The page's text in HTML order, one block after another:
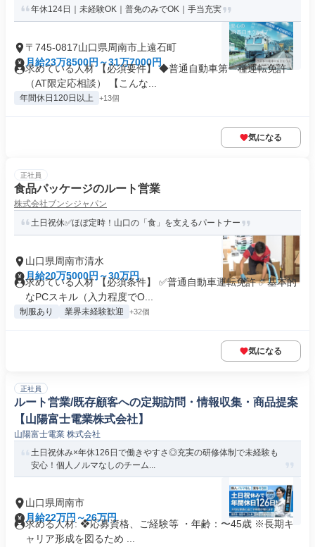
年休124日｜未経験OK｜普免のみでOK｜手当充実
〒745-0817山口県周南市上遠石町
月給23万8500円～31万7000円
求めている人材 【必須要件】 ◆普通自動車第一種運転免許
（AT限定応相談） 【こんな...
年間休日120日以上 +13個
気になる
正社員
食品パッケージのルート営業
株式会社ブンシジャパン
土日祝休✅ほぼ定時！山口の「食」を支えるパートナー
山口県周南市清水
月給20万5000円～30万円
求めている人材 【必須条件】 ✅普通自動車運転免許 ✅基本的
なPCスキル（入力程度でO...
制服あり 業界未経験歓迎 +32個
気になる
正社員
ルート営業/既存顧客への定期訪問・情報収集・商品提案
【山陽富士電業株式会社】
山陽富士電業 株式会社
土日祝休み×年休126日で働きやすさ◎充実の研修体制で未経験も
安心！個人ノルマなしのチーム...
山口県周南市
月給22万円～26万円
求める人材: ❖応募資格、ご経験等 ・年齢：〜45歳 ※長期キ
ャリア形成を図るため ...